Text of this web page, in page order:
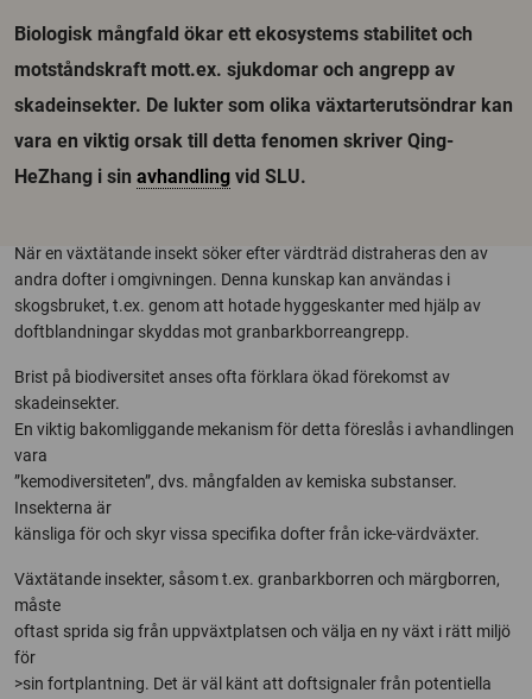
Biologisk mångfald ökar ett ekosystems stabilitet och
motståndskraft mott.ex. sjukdomar och angrepp av
skadeinsekter. De lukter som olika växtarterutsöndrar kan
vara en viktig orsak till detta fenomen skriver Qing-
HeZhang i sin avhandling vid SLU.
När en växtätande insekt söker efter värdträd distraheras den av
andra dofter i omgivningen. Denna kunskap kan användas i
skogsbruket, t.ex. genom att hotade hyggeskanter med hjälp av
doftblandningar skyddas mot granbarkborreangrepp.
Brist på biodiversitet anses ofta förklara ökad förekomst av
skadeinsekter.
En viktig bakomliggande mekanism för detta föreslås i avhandlingen
vara
”kemodiversiteten”, dvs. mångfalden av kemiska substanser.
Insekterna är
känsliga för och skyr vissa specifika dofter från icke-värdväxter.
Växtätande insekter, såsom t.ex. granbarkborren och märgborren,
måste
oftast sprida sig från uppväxtplatsen och välja en ny växt i rätt miljö
för
>sin fortplantning. Det är väl känt att doftsignaler från potentiella